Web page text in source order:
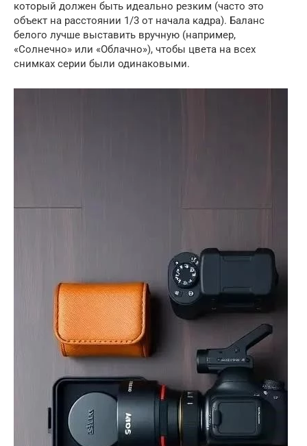
который должен быть идеально резким (часто это
объект на расстоянии 1/3 от начала кадра). Баланс
белого лучше выставить вручную (например,
«Солнечно» или «Облачно»), чтобы цвета на всех
снимках серии были одинаковыми.